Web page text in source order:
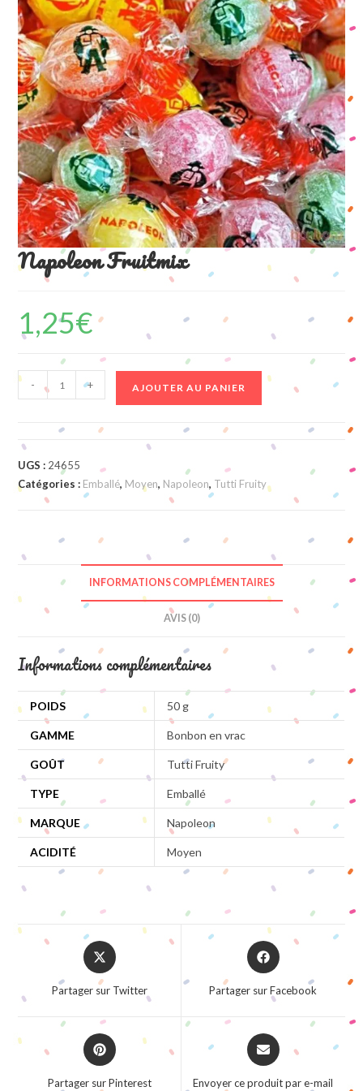
Napoleon Fruitmix
1,25€
quantité
de
- + AJOUTER AU PANIER
UGS : 24655
Catégories : Emballé, Moyen, Napoleon, Tutti Fruity
INFORMATIONS COMPLÉMENTAIRES
AVIS (0)
Informations complémentaires
POIDS 50 g
GAMME Bonbon en vrac
GOÛT Tutti Fruity
TYPE Emballé
MARQUE Napoleon
ACIDITÉ Moyen
Opens
in
new
window
Partager sur Twitter
Opens
in
Partager sur Facebook
Opens
in
Partager sur Pinterest
Opens
in
Envoyer ce produit par e-mail